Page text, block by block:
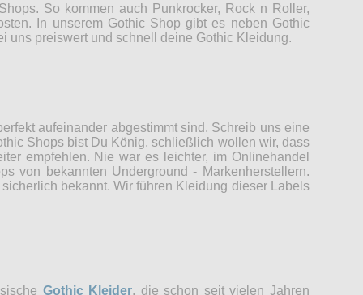
So kommen auch Punkrocker, Rock n Roller,
In unserem Gothic Shop gibt es neben Gothic
uns preiswert und schnell deine Gothic Kleidung.
aufeinander abgestimmt sind. Schreib uns eine
Shops bist Du König, schließlich wollen wir, dass
empfehlen. Nie war es leichter, im Onlinehandel
von bekannten Underground - Markenherstellern.
bekannt. Wir führen Kleidung dieser Labels
Gothic Kleider, die schon seit vielen Jahren